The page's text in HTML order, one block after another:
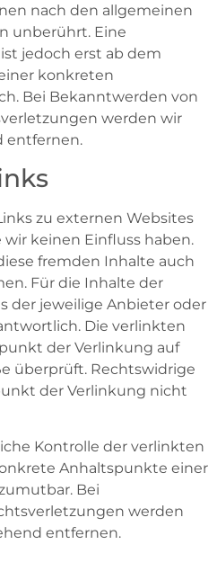
nach den allgemeinen
unberührt. Eine
jedoch erst ab dem
konkreten
Bei Bekanntwerden von
werden wir
entfernen.
zu externen Websites
keinen Einfluss haben.
fremden Inhalte auch
Für die Inhalte der
der jeweilige Anbieter oder
Die verlinkten
der Verlinkung auf
überprüft. Rechtswidrige
der Verlinkung nicht
Kontrolle der verlinkten
Anhaltspunkte einer
Bei
werden
entfernen.